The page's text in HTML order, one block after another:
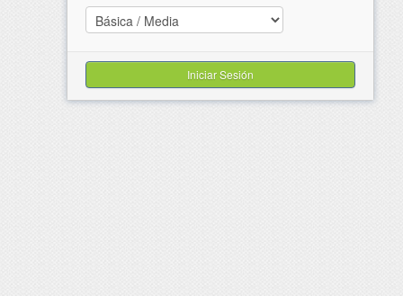
Iniciar Sesión